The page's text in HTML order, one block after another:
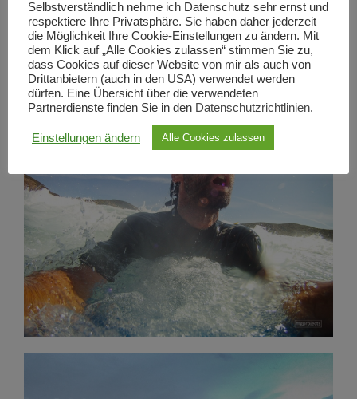
Selbstverständlich nehme ich Datenschutz sehr ernst und
respektiere Ihre Privatsphäre. Sie haben daher jederzeit
die Möglichkeit Ihre Cookie-Einstellungen zu ändern. Mit
dem Klick auf „Alle Cookies zulassen“ stimmen Sie zu,
dass Cookies auf dieser Website von mir als auch von
Drittanbietern (auch in den USA) verwendet werden
dürfen. Eine Übersicht über die verwendeten
Partnerdienste finden Sie in den Datenschutzrichtlinien.
Einstellungen ändern Alle Cookies zulassen